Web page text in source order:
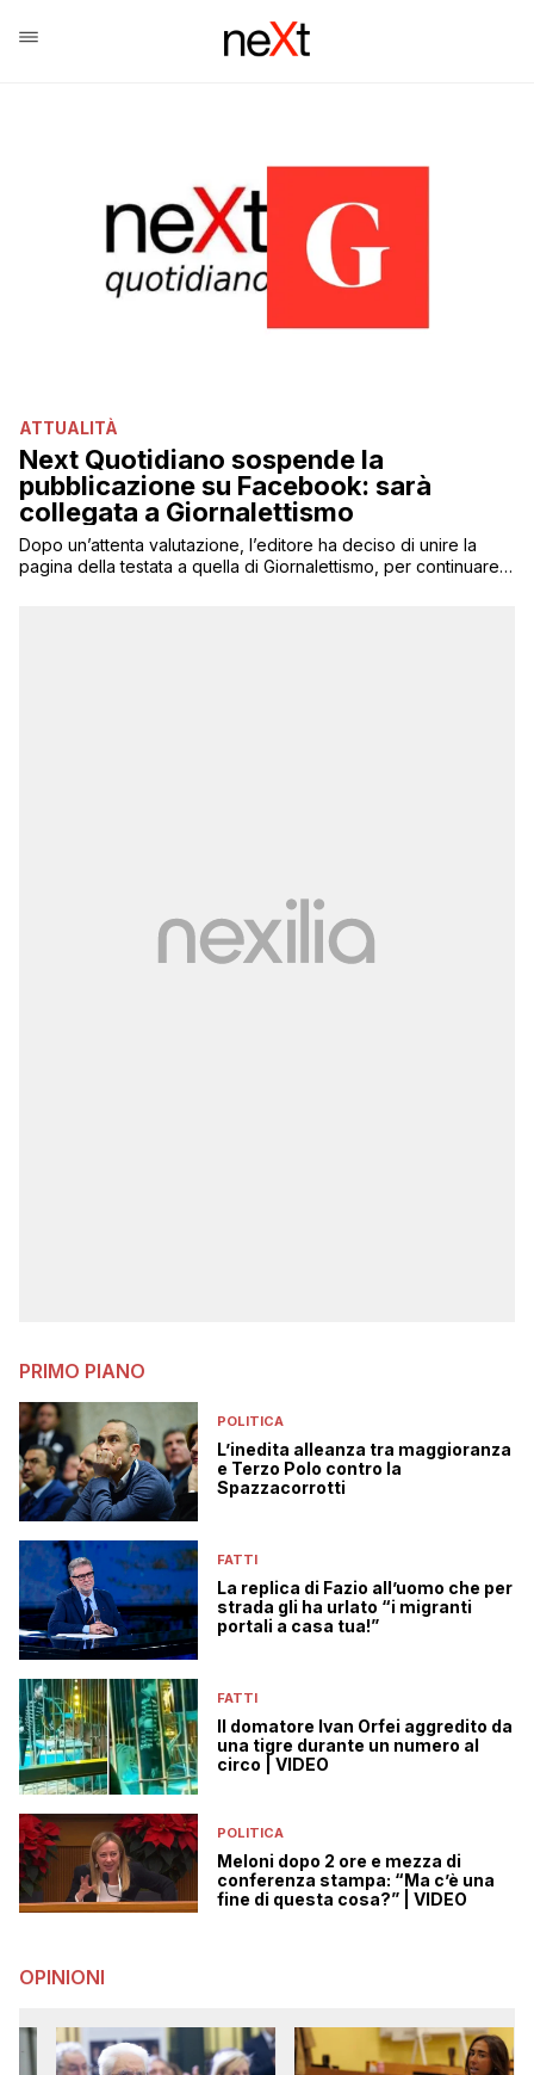
ATTUALITÀ
Next Quotidiano sospende la
pubblicazione su Facebook: sarà
collegata a Giornalettismo
Dopo un’attenta valutazione, l’editore ha deciso di unire la
pagina della testata a quella di Giornalettismo, per continuare a
PRIMO PIANO
POLITICA
L’inedita alleanza tra maggioranza
e Terzo Polo contro la
Spazzacorrotti
FATTI
La replica di Fazio all’uomo che per
strada gli ha urlato “i migranti
portali a casa tua!”
FATTI
Il domatore Ivan Orfei aggredito da
una tigre durante un numero al
circo | VIDEO
POLITICA
Meloni dopo 2 ore e mezza di
conferenza stampa: “Ma c’è una
fine di questa cosa?” | VIDEO
OPINIONI